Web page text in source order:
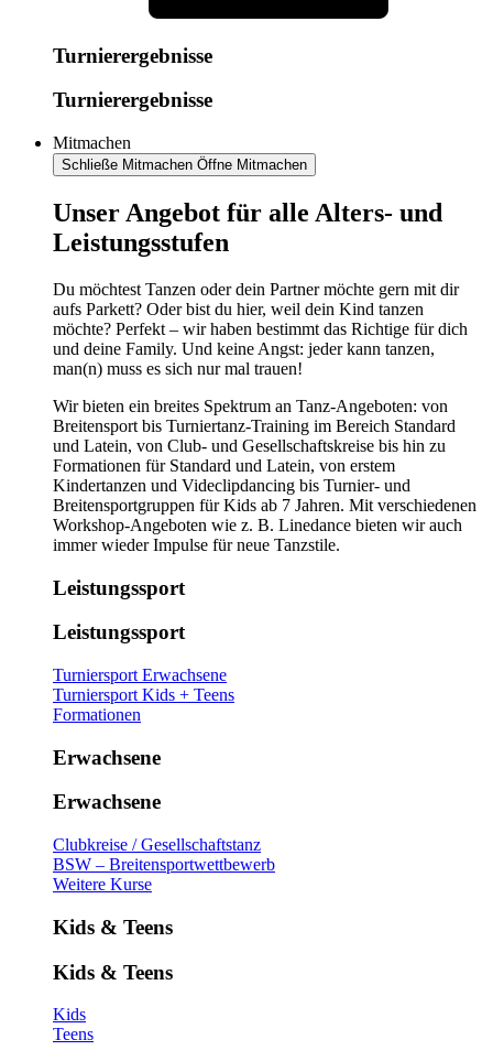
Turnierergebnisse
Turnierergebnisse
Mitmachen
Schließe Mitmachen Öffne Mitmachen
​​​Unser Angebot für alle Alters- und
Leistungsstufen
Du möchtest Tanzen oder dein Partner möchte gern mit dir
aufs Parkett? Oder bist du hier, weil dein Kind tanzen
möchte? Perfekt – wir haben bestimmt das Richtige für dich
und deine Family. Und keine Angst: jeder kann tanzen,
man(n) muss es sich nur mal trauen!
Wir bieten ein breites Spektrum an Tanz-Angeboten: von
Breitensport bis Turniertanz-Training im Bereich Standard
und Latein, von Club- und Gesellschaftskreise bis hin zu
Formationen für Standard und Latein, von erstem
Kindertanzen und Videclipdancing bis Turnier- und
Breitensportgruppen für Kids ab 7 Jahren. Mit verschiedenen
Workshop-Angeboten wie z. B. Linedance bieten wir auch
immer wieder Impulse für neue Tanzstile.
Leistungssport
Leistungssport
Turniersport Erwachsene
Turniersport Kids + Teens
Formationen
Erwachsene
Erwachsene
Clubkreise / Gesellschaftstanz
BSW – Breitensportwettbewerb
Weitere Kurse
Kids & Teens
Kids & Teens
Kids
Teens